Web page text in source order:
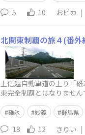
5 10 おピカ |
北関東制覇の旅４(番
上信越自動車道の上り「
東完全制覇とはなりませ
碓氷 妙義 群馬県
18 12 きりい |